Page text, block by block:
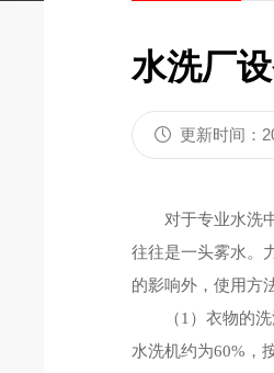
水洗厂
更新时间：
对于专业水洗中
往往是一头雾水。
的影响外，使用方
（1）衣物的洗涤
水洗机约为60%，